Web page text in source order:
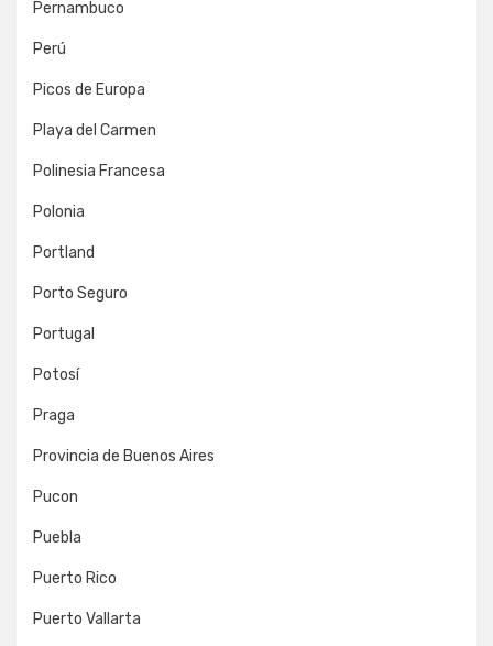
Pernambuco
Perú
Picos de Europa
Playa del Carmen
Polinesia Francesa
Polonia
Portland
Porto Seguro
Portugal
Potosí
Praga
Provincia de Buenos Aires
Pucon
Puebla
Puerto Rico
Puerto Vallarta